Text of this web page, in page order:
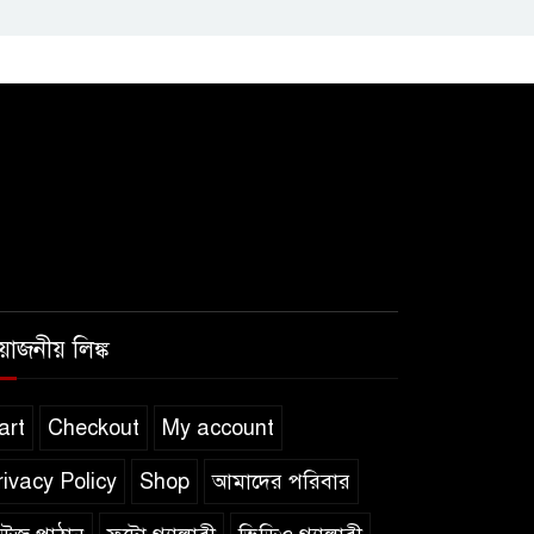
লিঙ্ক
Checkout My account
Policy Shop আমাদের পরিবার